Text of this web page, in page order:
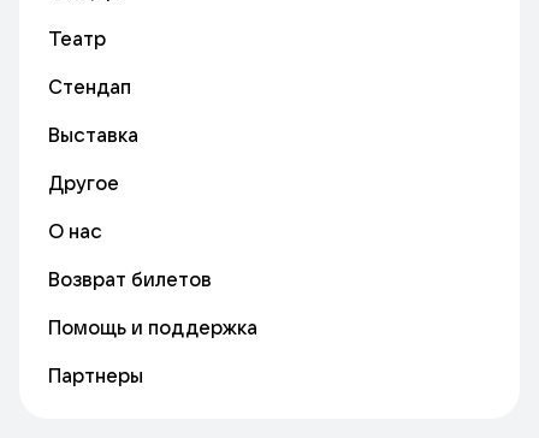
Театр
Стендап
Выставка
Другое
О нас
Возврат билетов
Помощь и поддержка
Партнеры